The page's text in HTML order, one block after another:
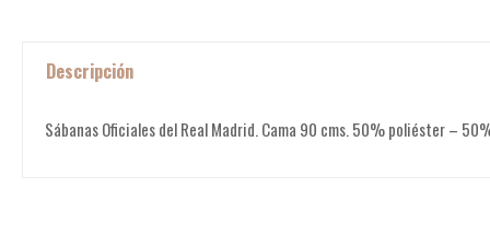
Descripción
Sábanas Oficiales del Real Madrid. Cama 90 cms. 50% poliéster –